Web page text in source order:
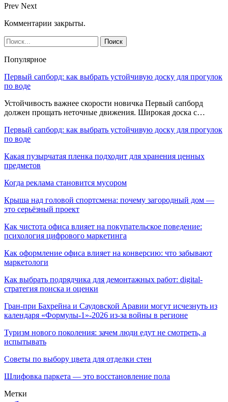
Prev Next
Комментарии закрыты.
Популярное
Первый сапборд: как выбрать устойчивую доску для прогулок
по воде
Устойчивость важнее скорости новичка Первый сапборд
должен прощать неточные движения. Широкая доска с…
Первый сапборд: как выбрать устойчивую доску для прогулок
по воде
Какая пузырчатая пленка подходит для хранения ценных
предметов
Когда реклама становится мусором
Крыша над головой спортсмена: почему загородный дом —
это серьёзный проект
Как чистота офиса влияет на покупательское поведение:
психология цифрового маркетинга
Как оформление офиса влияет на конверсию: что забывают
маркетологи
Как выбрать подрядчика для демонтажных работ: digital-
стратегия поиска и оценки
Гран-при Бахрейна и Саудовской Аравии могут исчезнуть из
календаря «Формулы-1»-2026 из-за войны в регионе
Туризм нового поколения: зачем люди едут не смотреть, а
испытывать
Советы по выбору цвета для отделки стен
Шлифовка паркета — это восстановление пола
Метки